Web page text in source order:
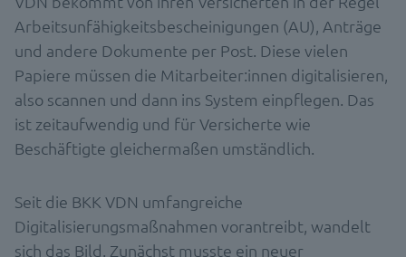
Arbeitsunfähigkeitsbescheinigungen (AU), Anträge
und andere Dokumente per Post. Diese vielen
Papiere müssen die Mitarbeiter:innen digitalisieren,
also scannen und dann ins System einpflegen. Das
ist zeitaufwendig und für Versicherte wie
Beschäftigte gleichermaßen umständlich.
Seit die BKK VDN umfangreiche
Digitalisierungsmaßnahmen vorantreibt, wandelt
sich das Bild. Zunächst musste ein neuer